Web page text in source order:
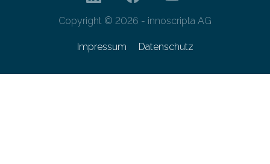
Copyright © 2026 - innoscripta AG
Impressum Datenschutz